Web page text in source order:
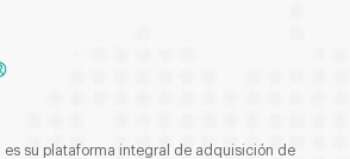
es su plataforma integral de adquisición de